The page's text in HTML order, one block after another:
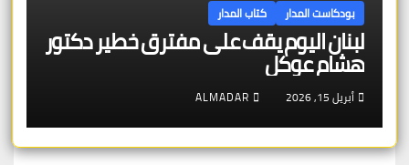
بودكاست المدار كتاب المدار
لبنان اليوم يقف على مفترق خطير دكتور
هشام عوكل
أبريل 15, 2026 ALMADAR